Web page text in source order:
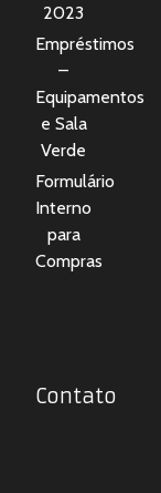
2023
Empréstimos
–
Equipamentos
e Sala
Verde
Formulário
Interno
para
Compras
Contato